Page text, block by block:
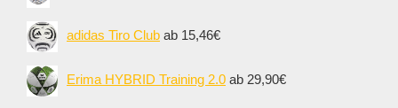
adidas Tiro Club ab 15,46€
Erima HYBRID Training 2.0 ab 29,90€